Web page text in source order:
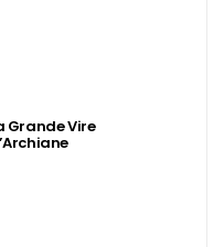
Grande Vire